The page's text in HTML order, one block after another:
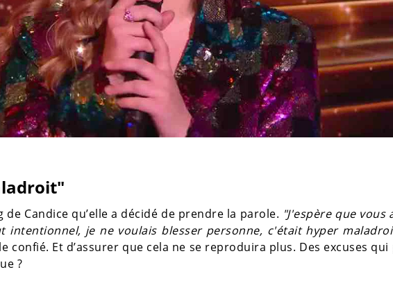
de Candice qu’elle a décidé de prendre la parole. "J'espère que vous
intentionnel, je ne voulais blesser personne, c'était hyper
confié. Et d’assurer que cela ne se reproduira plus. Des excuses
?